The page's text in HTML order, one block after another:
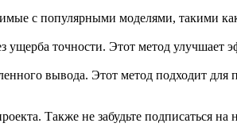
с популярными моделями, такими
точности. Этот метод улучшает
вывода. Этот метод подходит
Также не забудьте подписаться на